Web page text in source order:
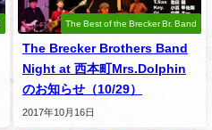
The Best of the Brecker Br. Band
The Brecker Brothers Band
Night at 西本町Mrs.Dolphin
のお知らせ（10/29）
2017年10月16日